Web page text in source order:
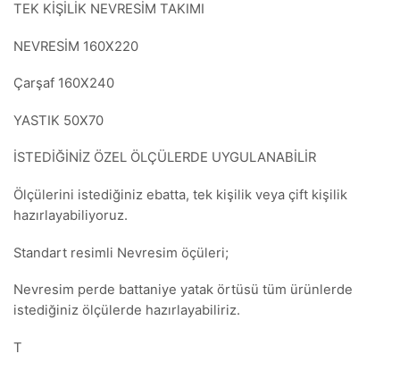
TEK KİŞİLİK NEVRESİM TAKIMI
NEVRESİM 160X220
Çarşaf 160X240
YASTIK 50X70
İSTEDİĞİNİZ ÖZEL ÖLÇÜLERDE UYGULANABİLİR
Ölçülerini istediğiniz ebatta, tek kişilik veya çift kişilik
hazırlayabiliyoruz.
Standart resimli Nevresim öçüleri;
Nevresim perde battaniye yatak örtüsü tüm ürünlerde
istediğiniz ölçülerde hazırlayabiliriz.
T